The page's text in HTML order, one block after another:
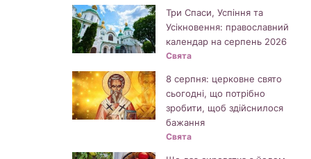
Три Спаси, Успіння та
Усікновення: православний
календар на серпень 2026
Свята
8 серпня: церковне свято
сьогодні, що потрібно
зробити, щоб здійснилося
бажання
Свята